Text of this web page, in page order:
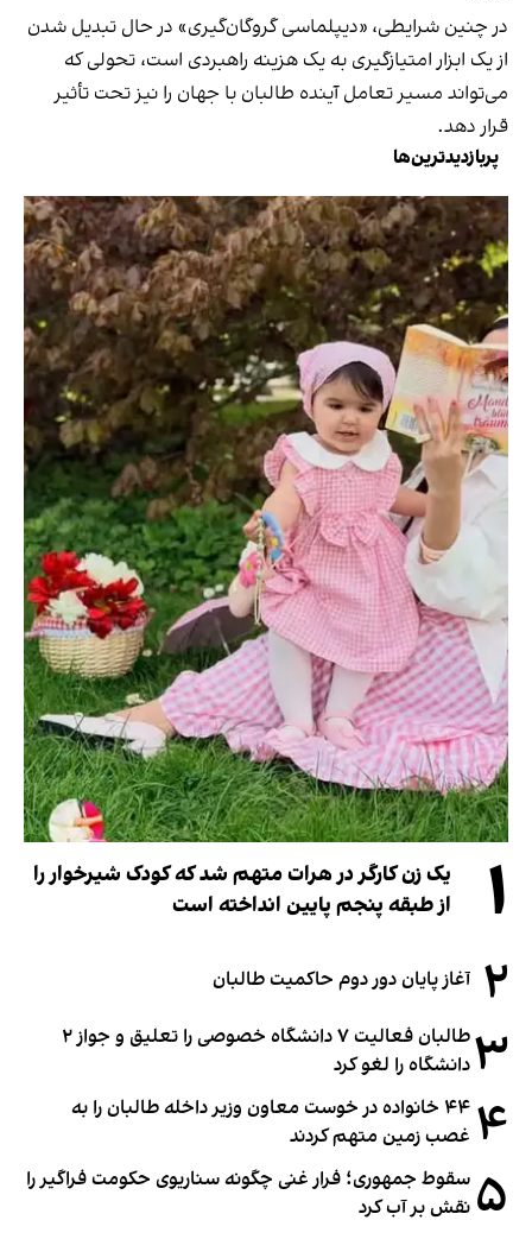
در چنین شرایطی، «دیپلماسی گروگان‌گیری» در حال تبدیل شدن
از یک ابزار امتیازگیری به یک هزینه راهبردی است، تحولی که
می‌تواند مسیر تعامل آینده طالبان با جهان را نیز تحت تأثیر
قرار دهد.
پربازدیدترین‌ها
۱
یک زن کارگر در هرات متهم شد که کودک شیرخوار را
از طبقه پنجم پایین انداخته است
۲ آغاز پایان دور دوم حاکمیت طالبان
۳
طالبان فعالیت ۷ دانشگاه خصوصی را تعلیق و جواز ۲
دانشگاه را لغو کرد
۴
۴۴ خانواده در خوست معاون وزیر داخله طالبان را به
غصب زمین متهم کردند
۵ سقوط جمهوری؛ فرار غنی چگونه سناریوی حکومت فراگیر را
نقش بر آب کرد